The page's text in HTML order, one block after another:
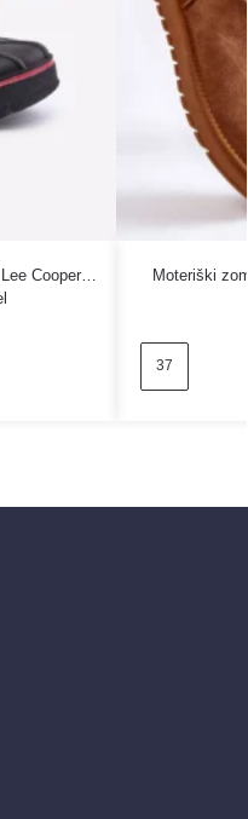
Cooper
Moteriški
37